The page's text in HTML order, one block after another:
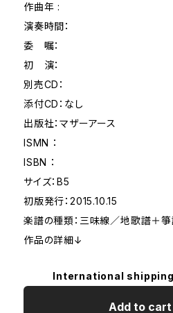
作曲年 :
演奏時間：
委 嘱：
初 演：
別売CD：
添付CD：なし
出版社：マザーアース
ISMN ：
ISBN ：
サイズ：B5
初版発行：2015.10.15
楽譜の種類：三味線／地歌譜＋
作品の詳細↓
International
Add to cart